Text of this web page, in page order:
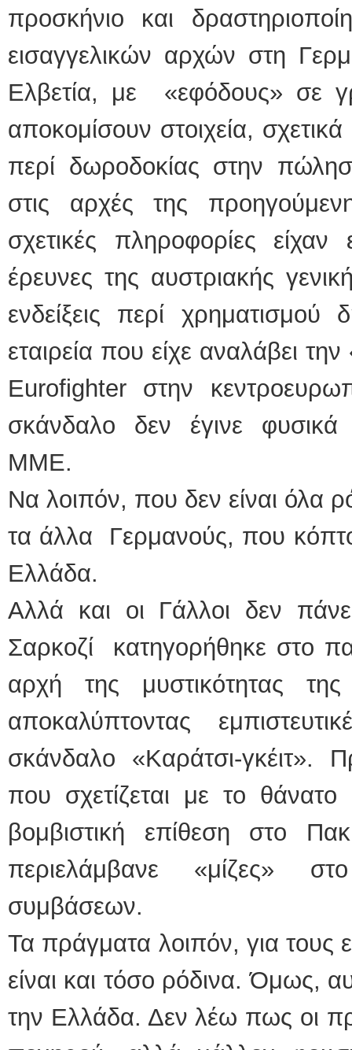
προσκήνιο και
εισαγγελικών αρχών στη
Ελβετία, με «εφόδους» σε
αποκομίσουν στοιχεία,
περί δωροδοκίας στην
στις αρχές της
σχετικές πληροφορίες
έρευνες της αυστριακής
ενδείξεις περί
εταιρεία που είχε αναλάβει
Eurofighter στην
σκάνδαλο δεν έγινε
ΜΜΕ.
Να λοιπόν, που δεν είναι όλα
τα άλλα Γερμανούς, που
Ελλάδα.
Αλλά και οι Γάλλοι δεν
Σαρκοζί κατηγορήθηκε στο
αρχή της μυστικότητας της
αποκαλύπτοντας
σκάνδαλο «Καράτσι-γκέιτ».
που σχετίζεται με το
βομβιστική επίθεση στο
περιελάμβανε «μίζες»
συμβάσεων.
Τα πράγματα λοιπόν, για τους
είναι και τόσο ρόδινα. Όμως,
την Ελλάδα. Δεν λέω πως οι